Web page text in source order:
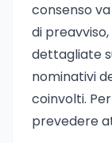
consenso
di
dettagliate
nominativi
coinvolti.
prevedere